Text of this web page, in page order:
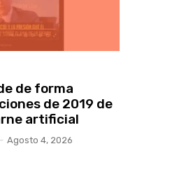
de forma
de 2019 de
artificial
- Agosto 4, 2026